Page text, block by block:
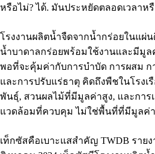
หรือไม่? ได้. มันประหยัดตลอดเวลาหรื
โรงงานผลิตน้ำจืดจากน้ำกร่อยในแผ่
น้ำบาดาลกร่อยพร้อมใช้งานและมีมูล
พอที่จะคุ้มค่ากับการบำบัด การผสม ก
และการปรับแร่ธาตุ คิดถึงพืชในโรงเ
พันธุ์, สวนผลไม้ที่มีมูลค่าสูง, และการ
แวดล้อมที่ควบคุม ไม่ใช่พื้นที่ที่มีมูลค่
เท็กซัสคือเบาะแสสำคัญ TWDB ราย